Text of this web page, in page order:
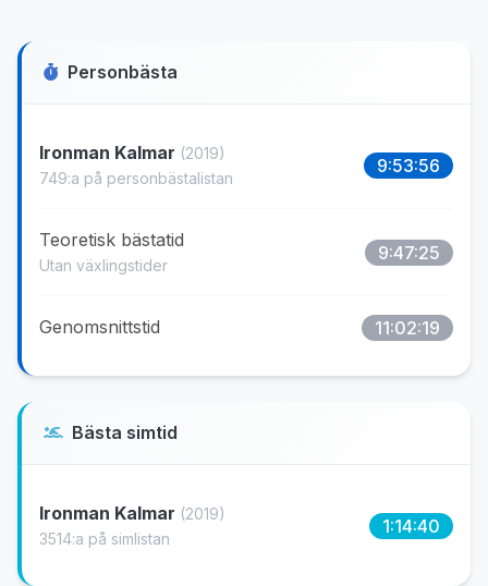
Personbästa
Ironman Kalmar (2019)
749:a på personbästalistan
9:53:56
Teoretisk bästatid
Utan växlingstider
9:47:25
Genomsnittstid 11:02:19
Bästa simtid
Ironman Kalmar (2019)
3514:a på simlistan
1:14:40